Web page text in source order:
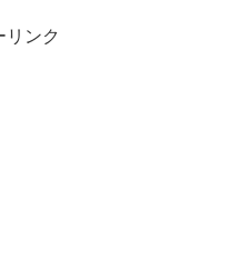
リンク